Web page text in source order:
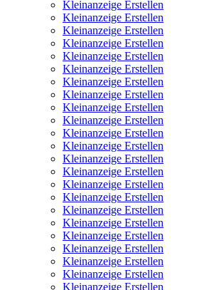
Kleinanzeige Erstellen
Kleinanzeige Erstellen
Kleinanzeige Erstellen
Kleinanzeige Erstellen
Kleinanzeige Erstellen
Kleinanzeige Erstellen
Kleinanzeige Erstellen
Kleinanzeige Erstellen
Kleinanzeige Erstellen
Kleinanzeige Erstellen
Kleinanzeige Erstellen
Kleinanzeige Erstellen
Kleinanzeige Erstellen
Kleinanzeige Erstellen
Kleinanzeige Erstellen
Kleinanzeige Erstellen
Kleinanzeige Erstellen
Kleinanzeige Erstellen
Kleinanzeige Erstellen
Kleinanzeige Erstellen
Kleinanzeige Erstellen
Kleinanzeige Erstellen
Kleinanzeige Erstellen